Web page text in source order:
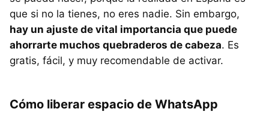
que si no la tienes, no eres nadie. Sin embargo,
hay un ajuste de vital importancia que puede
ahorrarte muchos quebraderos de cabeza. Es
gratis, fácil, y muy recomendable de activar.
Cómo liberar espacio de WhatsApp